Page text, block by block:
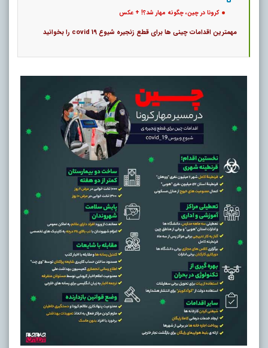
کرونا در چین، چگونه مهار شد؟! + عکس
مهمترین اقدامات چینی ها برای قطع زنجیره شیوع covid 19 را بخوانید